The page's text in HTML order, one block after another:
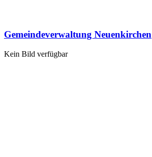
Gemeindeverwaltung Neuenkirchen
Kein Bild verfügbar